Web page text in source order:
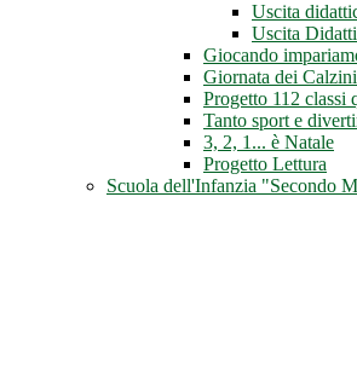
Uscita
Uscita
Giocando
Giornata dei
Progetto 112 classi
Tanto sport e
3, 2, 1... è Natale
Progetto Lettura
Scuola dell'Infanzia "Secondo